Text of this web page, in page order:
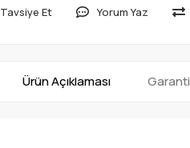
Tavsiye Et Yorum Yaz
Ürün Açıklaması